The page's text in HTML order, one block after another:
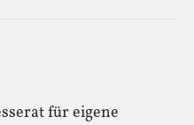
für eigene